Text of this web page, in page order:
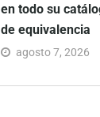
en todo su
de equivalencia
agosto 7, 2026